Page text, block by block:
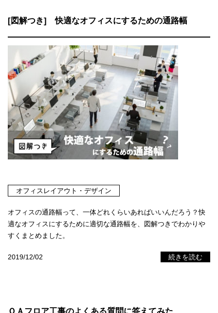
[図解つき] 快適なオフィスにするための通路幅
オフィスレイアウト・デザイン
オフィスの通路幅って、一体どれくらいあればいいんだろう？快
適なオフィスにするために適切な通路幅を、図解つきでわかりや
すくまとめました。
2019/12/02 続きを読む